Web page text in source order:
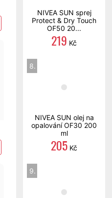
NIVEA SUN sprej
Protect & Dry Touch
OF50 20...
219 Kč
8.
NIVEA SUN olej na
opalování OF30 200
ml
205 Kč
9.